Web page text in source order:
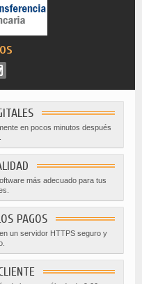
en pocos minutos después
más adecuado para tus
PAGOS
un servidor HTTPS seguro y